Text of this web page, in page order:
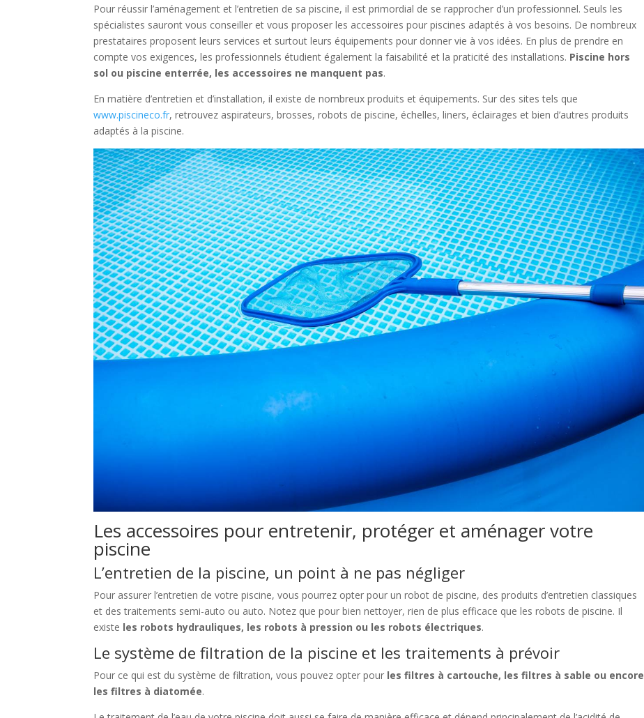
Pour réussir l’aménagement et l’entretien de sa piscine, il est primordial de se rapprocher d’un professionnel. Seuls les
spécialistes sauront vous conseiller et vous proposer les accessoires pour piscines adaptés à vos besoins. De nombreux
prestataires proposent leurs services et surtout leurs équipements pour donner vie à vos idées. En plus de prendre en
compte vos exigences, les professionnels étudient également la faisabilité et la praticité des installations. Piscine hors
sol ou piscine enterrée, les accessoires ne manquent pas.
En matière d’entretien et d’installation, il existe de nombreux produits et équipements. Sur des sites tels que
www.piscineco.fr, retrouvez aspirateurs, brosses, robots de piscine, échelles, liners, éclairages et bien d’autres produits
adaptés à la piscine.
Les accessoires pour entretenir, protéger et aménager votre
piscine
L’entretien de la piscine, un point à ne pas négliger
Pour assurer l’entretien de votre piscine, vous pourrez opter pour un robot de piscine, des produits d’entretien classiques
et des traitements semi-auto ou auto. Notez que pour bien nettoyer, rien de plus efficace que les robots de piscine. Il
existe les robots hydrauliques, les robots à pression ou les robots électriques.
Le système de filtration de la piscine et les traitements à prévoir
Pour ce qui est du système de filtration, vous pouvez opter pour les filtres à cartouche, les filtres à sable ou encore
les filtres à diatomée.